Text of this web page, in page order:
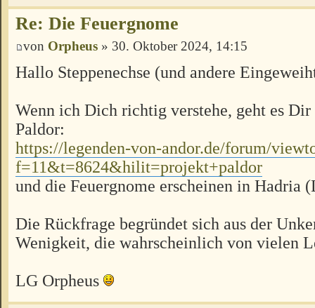
Re: Die Feuergnome
von Orpheus » 30. Oktober 2024, 14:15
Hallo Steppenechse (und andere
Wenn ich Dich richtig verstehe, geht es Dir
Paldor:
https://legenden-von-andor.de/forum/
f=11&t=8624&hilit=projekt+paldor
und die Feuergnome erscheinen in Hadria
Die Rückfrage begründet sich aus der
Wenigkeit, die wahrscheinlich von vielen
LG Orpheus